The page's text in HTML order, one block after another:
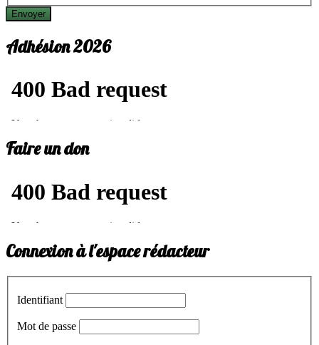
Envoyer
Adhésion 2026
Faire un don
Connexion à l'espace rédacteur
Identifiant
Mot de passe